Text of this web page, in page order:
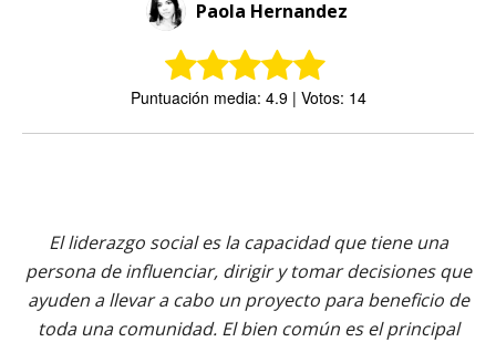
Paola Hernandez
Puntuación media: 4.9 | Votos: 14
El liderazgo social es la capacidad que tiene una
persona de influenciar, dirigir y tomar decisiones que
ayuden a llevar a cabo un proyecto para beneficio de
toda una comunidad. El bien común es el principal